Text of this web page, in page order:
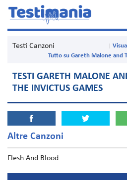
Testi Canzoni
Tutto su Gareth Malone and
TESTI GARETH MALONE
THE INVICTUS GAMES
Altre Canzoni
Flesh And Blood